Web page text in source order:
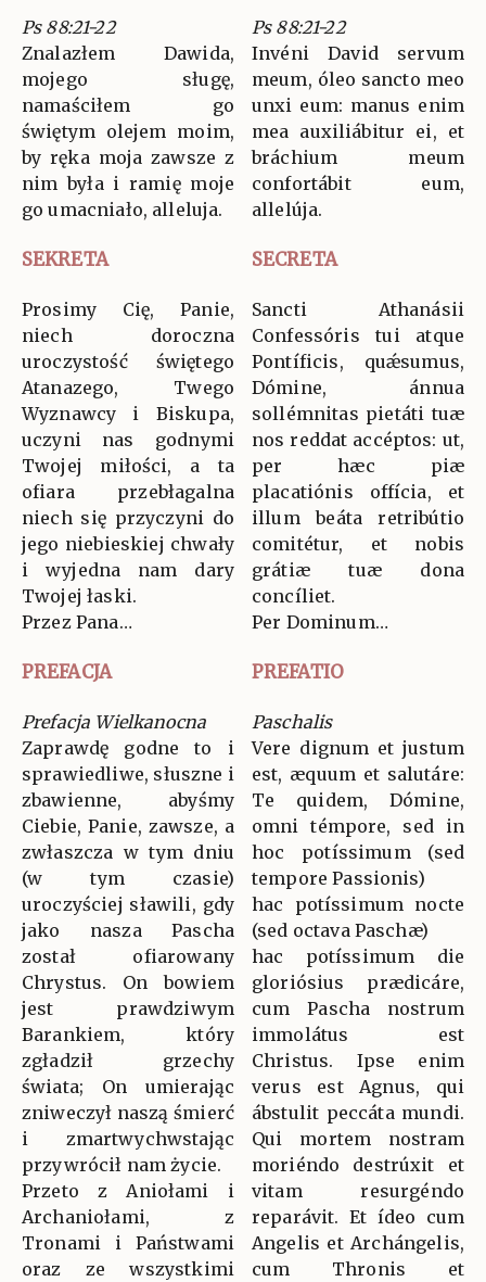
Ps 88:21-22
Znalazłem Dawida,
mojego sługę,
namaściłem go
świętym olejem moim,
by ręka moja zawsze z
nim była i ramię moje
go umacniało, alleluja.
Ps 88:21-22
Invéni David servum
meum, óleo sancto meo
unxi eum: manus enim
mea auxiliábitur ei, et
bráchium meum
confortábit eum,
allelúja.
SEKRETA SECRETA
Prosimy Cię, Panie,
niech doroczna
uroczystość świętego
Atanazego, Twego
Wyznawcy i Biskupa,
uczyni nas godnymi
Twojej miłości, a ta
ofiara przebłagalna
niech się przyczyni do
jego niebieskiej chwały
i wyjedna nam dary
Twojej łaski.
Przez Pana…
Sancti Athanásii
Confessóris tui atque
Pontíficis, quǽsumus,
Dómine, ánnua
sollémnitas pietáti tuæ
nos reddat accéptos: ut,
per hæc piæ
placatiónis offícia, et
illum beáta retribútio
comitétur, et nobis
grátiæ tuæ dona
concíliet.
Per Dominum…
PREFACJA PREFATIO
Prefacja Wielkanocna
Zaprawdę godne to i
sprawiedliwe, słuszne i
zbawienne, abyśmy
Ciebie, Panie, zawsze, a
zwłaszcza w tym dniu
(w tym czasie)
uroczyściej sławili, gdy
jako nasza Pascha
został ofiarowany
Chrystus. On bowiem
jest prawdziwym
Barankiem, który
zgładził grzechy
świata; On umierając
zniweczył naszą śmierć
i zmartwychwstając
przywrócił nam życie.
Przeto z Aniołami i
Archaniołami, z
Tronami i Państwami
oraz ze wszystkimi
Paschalis
Vere dignum et justum
est, æquum et salutáre:
Te quidem, Dómine,
omni témpore, sed in
hoc potíssimum (sed
tempore Passionis)
hac potíssimum nocte
(sed octava Paschæ)
hac potíssimum die
gloriósius prædicáre,
cum Pascha nostrum
immolátus est
Christus. Ipse enim
verus est Agnus, qui
ábstulit peccáta mundi.
Qui mortem nostram
moriéndo destrúxit et
vitam resurgéndo
reparávit. Et ídeo cum
Angelis et Archángelis,
cum Thronis et